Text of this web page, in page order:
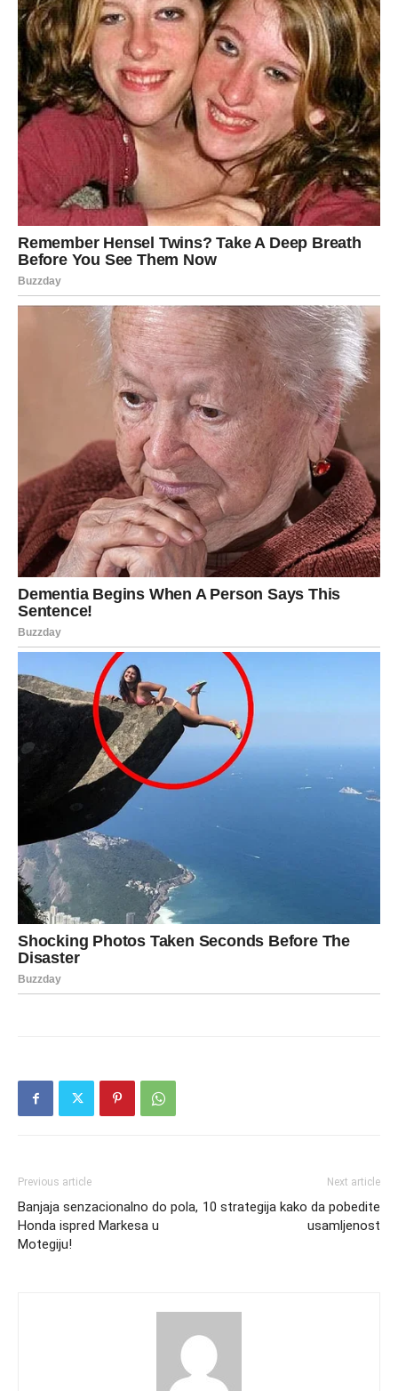
Previous article
Banjaja senzacionalno do pola,
Honda ispred Markesa u
Motegiju!
Next article
10 strategija kako da pobedite
usamljenost